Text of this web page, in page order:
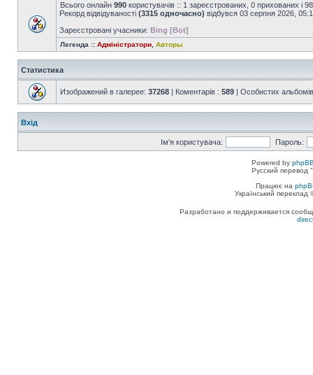
Всього онлайн 990 користувачів :: 1 зареєстрованих, 0 прихованих і
Рекорд відвідуваності (3315 одночасно) відбувся 03 серпня 2026,
Зареєстровані учасники: Bing [Bot]
Легенда :: Адміністратори Авторы
Статистика
Изображений в галерее: 37268 | Коментарів : 589 | Особистих
Вхід
Ім'я користувача: Пароль:
Powered by
Русский перевод
Працює на
Український
Разработано и поддерживается